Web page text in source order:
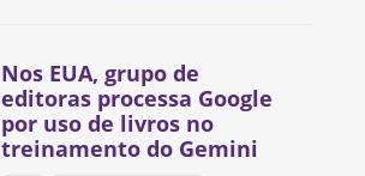
Nos EUA, grupo de
editoras processa Google
por uso de livros no
treinamento do Gemini